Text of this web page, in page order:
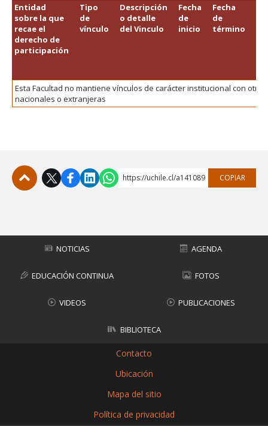
FACULTAD
Estudiantes
Entidad
sobre la que
recae el
derecho de
participación
Tipo
de
vínculo
Descripción
o detalle
del Vinculo
Fecha
de
inicio
Fecha
de
término
Esta Facultad no mantiene vínculos de carácter institucional con
nacionales o extranjeras
https://uchile.cl/a141089 COPIAR
NOTICIAS AGENDA
EDUCACIÓN CONTINUA FOTOS
VIDEOS PUBLICACIONES
BIBLIOTECA
Contacto
Ubicación
Mapa del sitio
Política de privacidad